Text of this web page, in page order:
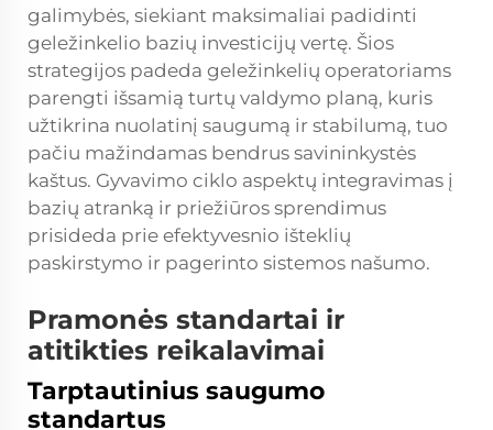
galimybės, siekiant maksimaliai padidinti
geležinkelio bazių investicijų vertę. Šios
strategijos padeda geležinkelių operatoriams
parengti išsamią turtų valdymo planą, kuris
užtikrina nuolatinį saugumą ir stabilumą, tuo
pačiu mažindamas bendrus savininkystės
kaštus. Gyvavimo ciklo aspektų integravimas į
bazių atranką ir priežiūros sprendimus
prisideda prie efektyvesnio išteklių
paskirstymo ir pagerinto sistemos našumo.
Pramonės standartai ir
atitikties reikalavimai
Tarptautinius saugumo
standartus